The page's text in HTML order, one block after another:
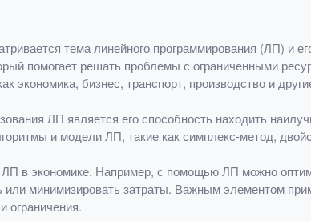
тема линейного программирования (ЛП) и
помогает решать проблемы с ограниченными
экономика, бизнес, транспорт, производство и
ЛП является его способность находить
и модели ЛП, такие как симплекс-метод,
в экономике. Например, с помощью ЛП можно
минимизировать затраты. Важным элементом
ограничения.